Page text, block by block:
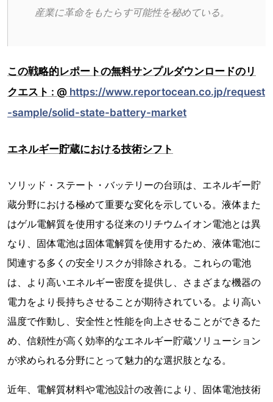
産業に革命をもたらす可能性を秘めている。
この戦略的レポートの無料サンプルダウンロードのリ
クエスト : @ https://www.reportocean.co.jp/request
-sample/solid-state-battery-market
エネルギー貯蔵における技術シフト
ソリッド・ステート・バッテリーの台頭は、エネルギー貯
蔵分野における極めて重要な変化を示している。液体また
はゲル電解質を使用する従来のリチウムイオン電池とは異
なり、固体電池は固体電解質を使用するため、液体電池に
関連する多くの安全リスクが排除される。これらの電池
は、より高いエネルギー密度を提供し、さまざまな機器の
電力をより長持ちさせることが期待されている。より高い
温度で作動し、安全性と性能を向上させることができるた
め、信頼性が高く効率的なエネルギー貯蔵ソリューション
が求められる分野にとって魅力的な選択肢となる。
近年、電解質材料や電池設計の改善により、固体電池技術